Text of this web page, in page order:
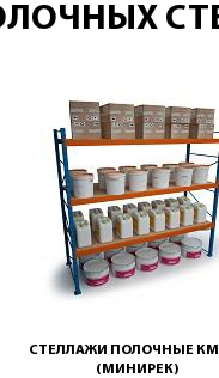
СТЕЛЛАЖИ ПОЛОЧНЫЕ КМ
(МИНИРЕК)